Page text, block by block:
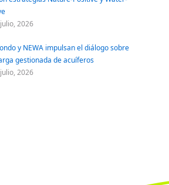
2026
y NEWA impulsan el diálogo sobre
gestionada de acuíferos
2026